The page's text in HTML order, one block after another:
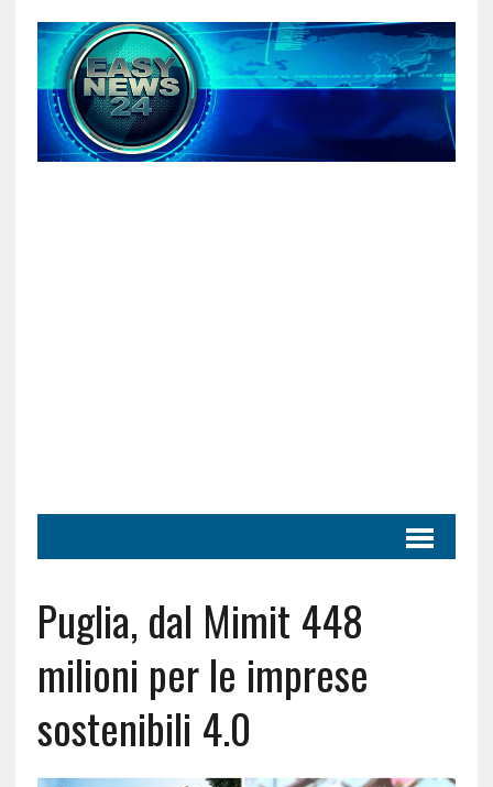
Puglia, dal Mimit 448
milioni per le imprese
sostenibili 4.0